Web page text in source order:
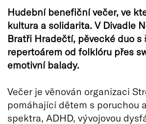
Hudební benefiční večer, ve
kultura a solidarita. V Divadle
Bratři Hradečtí, pěvecké duo s
repertoárem od folklóru přes
emotivní balady.
Večer je věnován organizaci
pomáhající dětem s poruchou
spektra, ADHD, vývojovou